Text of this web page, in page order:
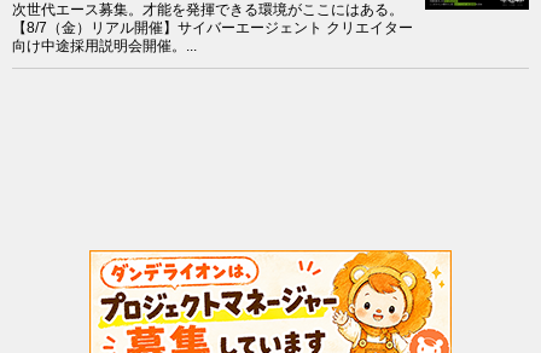
次世代エース募集。才能を発揮できる環境がここにはある。
【8/7（金）リアル開催】サイバーエージェント クリエイター
向け中途採用説明会開催。...